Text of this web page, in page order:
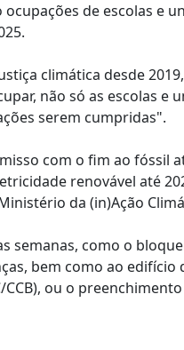
de escolas e
climática desde
não só as escolas e
serem cumpridas".
com o fim ao fóssil
renovável até
da (in)Ação
semanas, como o
bem como ao edifício
ou o